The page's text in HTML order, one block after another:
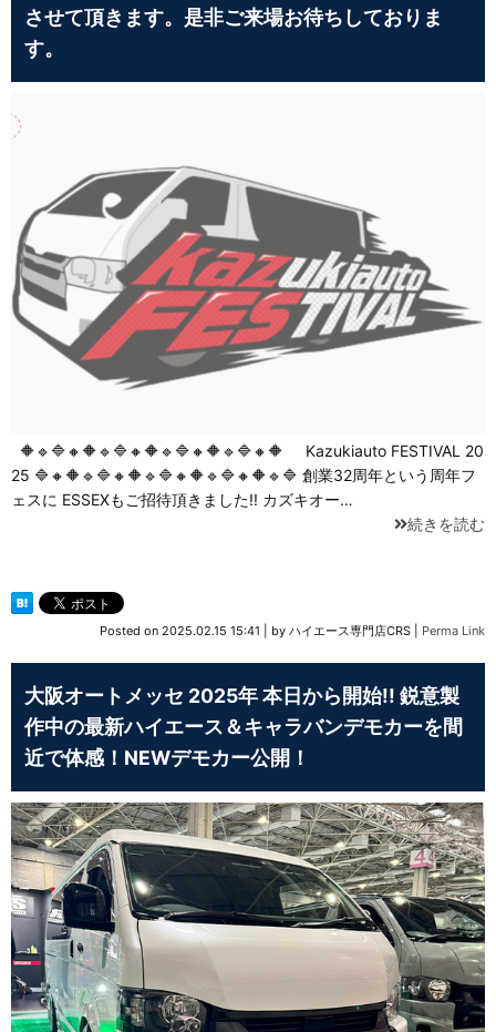
させて頂きます。是非ご来場お待ちしておりま
す。
🔶🔹🔷🔸🔶🔹🔷🔸🔶🔹🔷🔸🔶🔹🔷🔸🔶 Kazukiauto FESTIVAL 20
25 🔷🔸🔶🔹🔷🔸🔶🔹🔷🔸🔶🔹🔷🔸🔶🔹🔷 創業32周年という周年フ
ェスに ESSEXもご招待頂きました!! カズキオー…
続きを読む
Posted on 2025.02.15 15:41 by ハイエース専門店CRS Perma Link
大阪オートメッセ 2025年 本日から開始!! 鋭意製
作中の最新ハイエース＆キャラバンデモカーを間
近で体感！NEWデモカー公開！